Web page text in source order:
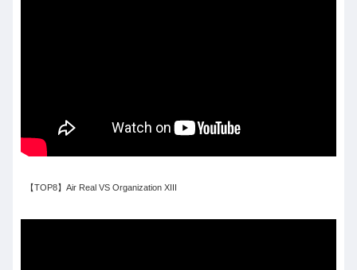
【TOP8】Air Real VS Organization XIII